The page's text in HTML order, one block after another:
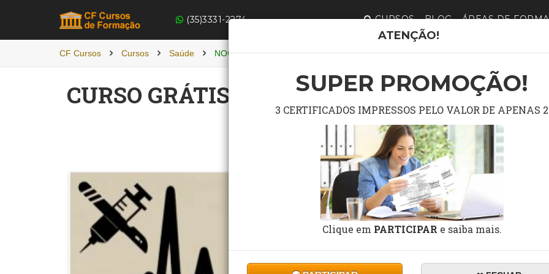
(35)3331-2274 CURSOS BLOG ÁREAS DE
CF Cursos Cursos Saúde NOÇÕES BÁSICAS EM PRIMEIROS SOCORROS NO AMBIENTE DE SAÚDE
CURSO GRÁTIS DE NOÇÕES BÁSICAS EM
NO AMBIENTE DE SAÚDE
ATENÇÃO!
SUPER PROMOÇÃO!
3 CERTIFICADOS IMPRESSOS PELO VALOR DE APENAS 2
Clique em PARTICIPAR e saiba mais.